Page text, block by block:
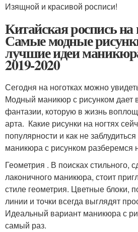
Изящной и красивой росписи!
Китайская роспись на
Самые модные
лучшие идеи
2019-2020
Сегодня на ноготках можно
Модный маникюр с рисунком дает
фантазии, которую в жизнь
арта. Какие рисунки на ногтях
популярности и как не
маникюра с рисунком разберемся
Геометрия . В поисках стильного,
лаконичного маникюра, стоит
стиле геометрия. Цветные блоки,
линии и точки всегда выглядят
Идеальный вариант маникюра с
самый раз.